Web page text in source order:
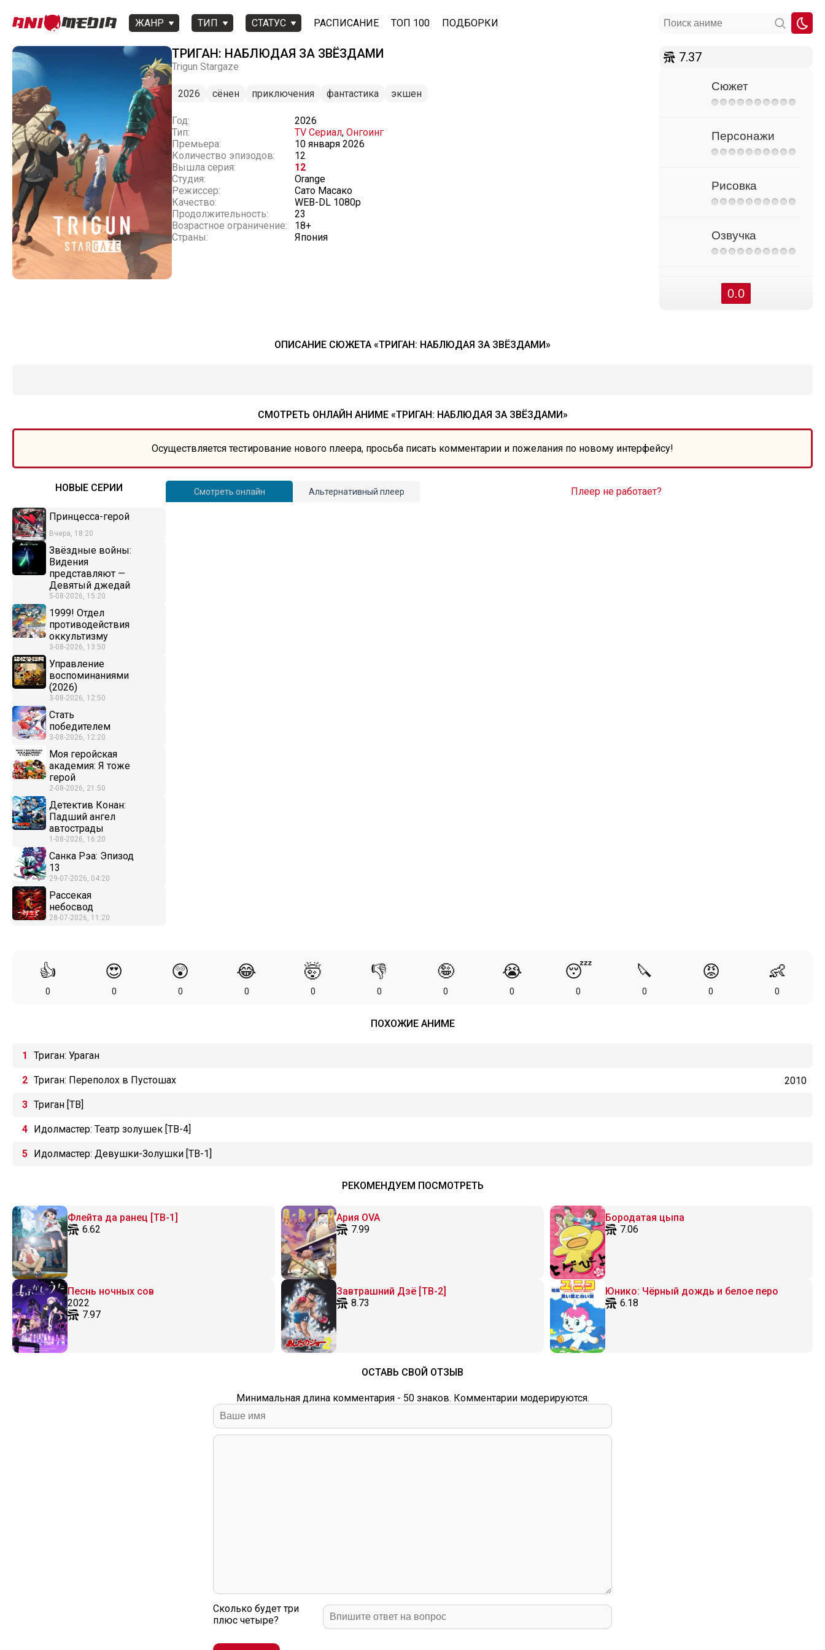
ЖАНР ТИП СТАТУС РАСПИСАНИЕ ТОП 100 ПОДБОРКИ
ТРИГАН: НАБЛЮДАЯ ЗА ЗВЁЗДАМИ
Trigun Stargaze
2026 сёнен приключения фантастика экшен
Год:
2026
Тип:
TV Сериал, Онгоинг
Премьера:
10 января 2026
Количество эпизодов:
12
Вышла серия:
12
Студия:
Orange
Режиссер:
Сато Масако
Качество:
WEB-DL 1080p
Продолжительность:
23
Возрастное ограничение:
18+
Страны:
Япония
7.37
Сюжет
Персонажи
Рисовка
Озвучка
0.0
ОПИСАНИЕ СЮЖЕТА «ТРИГАН: НАБЛЮДАЯ ЗА ЗВЁЗДАМИ»
СМОТРЕТЬ ОНЛАЙН АНИМЕ «ТРИГАН: НАБЛЮДАЯ ЗА ЗВЁЗДАМИ»
Осуществляется тестирование нового плеера, просьба писать комментарии и пожелания по новому интерфейсу!
НОВЫЕ СЕРИИ
Принцесса-герой
Вчера, 18:20
Звёздные войны:
Видения
представляют —
Девятый джедай
5-08-2026, 15:20
1999! Отдел
противодействия
оккультизму
3-08-2026, 13:50
Управление
воспоминаниями
(2026)
3-08-2026, 12:50
Стать
победителем
3-08-2026, 12:20
Моя геройская
академия: Я тоже
герой
2-08-2026, 21:50
Детектив Конан:
Падший ангел
автострады
1-08-2026, 16:20
Санка Рэа: Эпизод
13
29-07-2026, 04:20
Рассекая
небосвод
28-07-2026, 11:20
Смотреть онлайн Альтернативный плеер Плеер не работает?
👍
0
😍
0
😲
0
😂
0
🤯
0
👎
0
🤪
0
😭
0
😴
0
🔪
0
😡
0
👶
0
ПОХОЖИЕ АНИМЕ
Триган: Ураган
Триган: Переполох в Пустошах 2010
Триган [ТВ]
Идолмастер: Театр золушек [ТВ-4]
Идолмастер: Девушки-Золушки [ТВ-1]
РЕКОМЕНДУЕМ ПОСМОТРЕТЬ
Флейта да ранец [ТВ-1]
6.62
Ария OVA
7.99
Бородатая цыпа
7.06
Песнь ночных сов
2022
7.97
Завтрашний Дзё [ТВ-2]
8.73
Юнико: Чёрный дождь и белое перо
6.18
ОСТАВЬ СВОЙ ОТЗЫВ
Минимальная длина комментария - 50 знаков. Комментарии модерируются.
Сколько будет три
плюс четыре?